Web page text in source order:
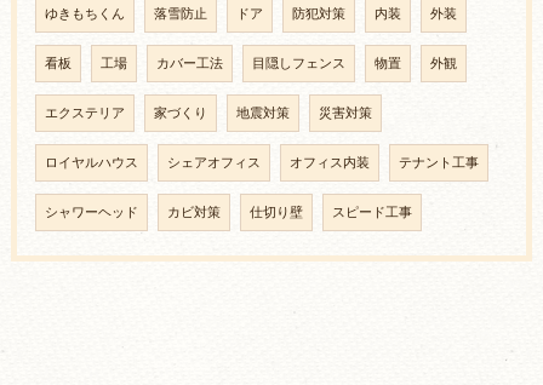
ゆきもちくん 落雪防止 ドア 防犯対策 内装 外装
看板 工場 カバー工法 目隠しフェンス 物置 外観
エクステリア 家づくり 地震対策 災害対策
ロイヤルハウス シェアオフィス オフィス内装 テナント工事
シャワーヘッド カビ対策 仕切り壁 スピード工事